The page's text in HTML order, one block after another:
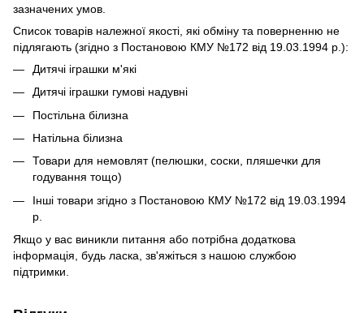
зазначених умов.
Список товарів належної якості, які обміну та поверненню не
підлягають (згідно з Постановою КМУ №172 від 19.03.1994 р.):
Дитячі іграшки м'які
Дитячі іграшки гумові надувні
Постільна білизна
Натільна білизна
Товари для немовлят (пелюшки, соски, пляшечки для
годування тощо)
Інші товари згідно з Постановою КМУ №172 від 19.03.1994
р.
Якщо у вас виникли питання або потрібна додаткова
інформація, будь ласка, зв'яжіться з нашою службою
підтримки.